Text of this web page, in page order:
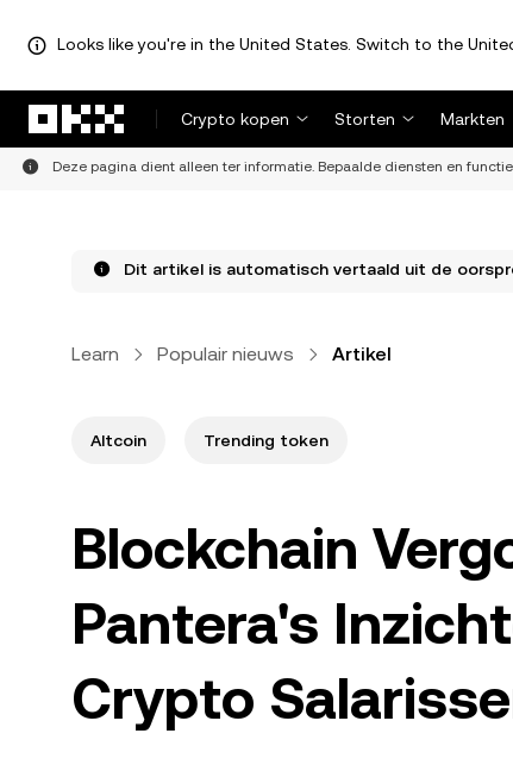
Looks like you're in the United States. Switch to the
Crypto kopen
Storten Markten
Deze pagina dient alleen ter informatie. Bepaalde diensten en
Dit artikel is automatisch vertaald uit de
Learn Populair nieuws Artikel
Altcoin Trending token
Blockchain
Pantera's
Crypto